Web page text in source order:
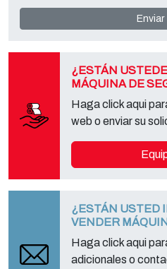
con el "Servicio de Privacy " en la
ejercer todos los derechos
Enviar
¿ESTÁN
MÁQUINA DE
Haga click aqui
web o enviar su
¿ESTÁN USTED
VENDER
Haga click aqui
adicionales o